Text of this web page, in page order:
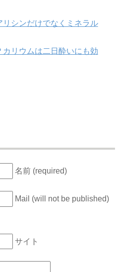
シンだけでなくミネラル
カリウムは二日酔いにも効
名前 (required)
Mail (will not be published)
サイト